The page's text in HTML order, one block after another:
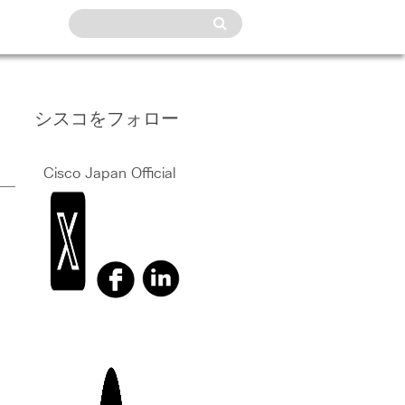
シスコをフォロー
Cisco Japan Official